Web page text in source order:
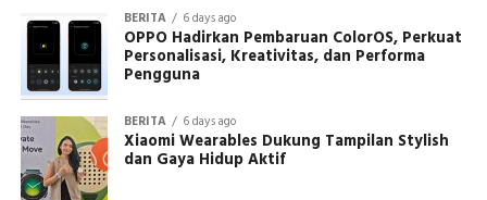
BERITA 6 days ago
OPPO Hadirkan Pembaruan ColorOS, Perkuat
Personalisasi, Kreativitas, dan Performa
Pengguna
BERITA 6 days ago
Xiaomi Wearables Dukung Tampilan Stylish
dan Gaya Hidup Aktif